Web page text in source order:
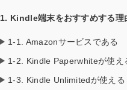
1. Kindle端末をおすすめする理
1-1. Amazonサービスである
1-2. Kindle Paperwhiteが使え
1-3. Kindle Unlimitedが使える